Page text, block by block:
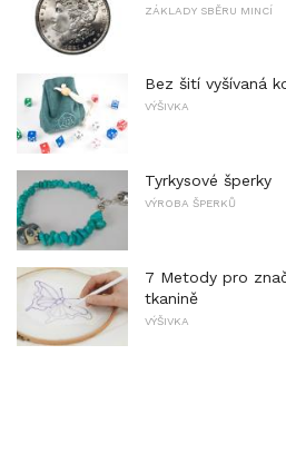
ZÁKLADY SBĚRU MINCÍ
Bez šití vyšívaná
VÝŠIVKA
Tyrkysové šperky
VÝROBA ŠPERKŮ
7 Metody pro
tkanině
VÝŠIVKA